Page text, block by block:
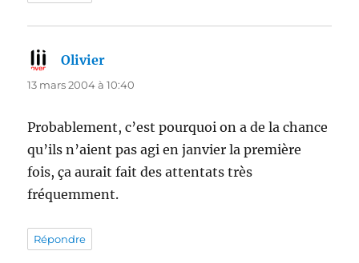
Olivier
13 mars 2004 à 10:40
Probablement, c’est pourquoi on a de la chance
qu’ils n’aient pas agi en janvier la première
fois, ça aurait fait des attentats très
fréquemment.
Répondre